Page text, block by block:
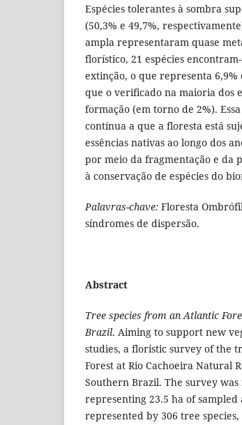
Espécies tolerantes à sombra
(50,3% e 49,7%,
ampla representaram quase
florístico, 21 espécies
extinção, o que representa
que o verificado na maioria dos
formação (em torno de 2%).
contínua a que a floresta está
essências nativas ao longo dos
por meio da fragmentação e da
à conservação de espécies do
Palavras-chave: Floresta
síndromes de dispersão.
Abstract
Tree species from an Atlantic
Brazil. Aiming to support new
studies, a floristic survey of the
Forest at Rio Cachoeira Natural
Southern Brazil. The survey
representing 23.5 ha of
represented by 306 tree